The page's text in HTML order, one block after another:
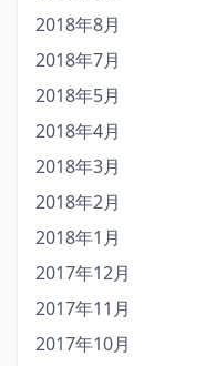
2018年8月
2018年7月
2018年5月
2018年4月
2018年3月
2018年2月
2018年1月
2017年12月
2017年11月
2017年10月